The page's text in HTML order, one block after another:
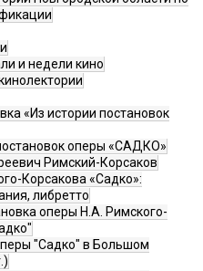
и недели кино
«Из истории постановок
оперы «САДКО»
Римский-Корсаков
Корсакова «Садко»:
либретто
оперы Н.А. Римского-
"Садко" в Большом